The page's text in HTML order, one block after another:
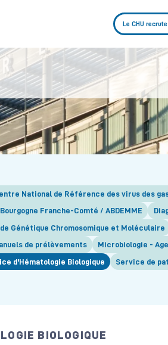
Le CHU recrute
National de Référence des virus des
Bourgogne Franche-Comté / ABDEMME
Génétique Chromosomique et Moléculaire
de prélèvements Microbiologie -
d'Hématologie Biologique Service de
BIOLOGIQUE